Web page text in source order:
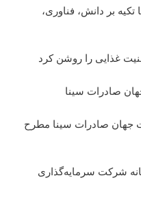
بر دانش، فناوری،
غذایی را روشن کرد
صادرات سینا
جهان صادرات سینا مطرح
شرکت سرمایه‌گذاری